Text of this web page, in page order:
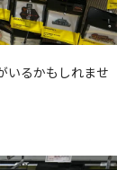
いるかもしれませ